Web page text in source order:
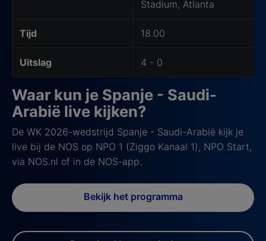
Stadium, Atlanta
Tijd 18.00
Uitslag 4 - 0
Waar kun je Spanje - Saudi-
Arabië live kijken?
De WK 2026-wedstrijd Spanje - Saudi-Arabië kijk je
live bij de NOS op NPO 1 (Ziggo Kanaal 1), NPO Start,
via NOS.nl of in de NOS-app.
Bekijk het programma